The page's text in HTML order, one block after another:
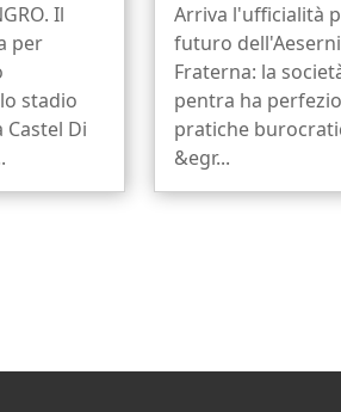
Il
per
stadio
Castel Di
Arriva l'ufficialità
futuro
Fraterna: la
pentra ha
pratiche
&egr...